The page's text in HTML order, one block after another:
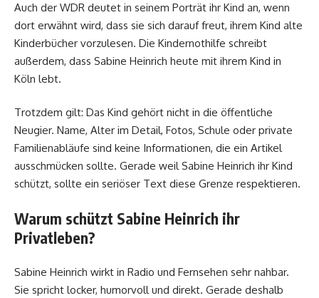
Auch der WDR deutet in seinem Porträt ihr Kind an, wenn
dort erwähnt wird, dass sie sich darauf freut, ihrem Kind alte
Kinderbücher vorzulesen. Die Kindernothilfe schreibt
außerdem, dass Sabine Heinrich heute mit ihrem Kind in
Köln lebt.
Trotzdem gilt: Das Kind gehört nicht in die öffentliche
Neugier. Name, Alter im Detail, Fotos, Schule oder private
Familienabläufe sind keine Informationen, die ein Artikel
ausschmücken sollte. Gerade weil Sabine Heinrich ihr Kind
schützt, sollte ein seriöser Text diese Grenze respektieren.
Warum schützt Sabine Heinrich ihr
Privatleben?
Sabine Heinrich wirkt in Radio und Fernsehen sehr nahbar.
Sie spricht locker, humorvoll und direkt. Gerade deshalb